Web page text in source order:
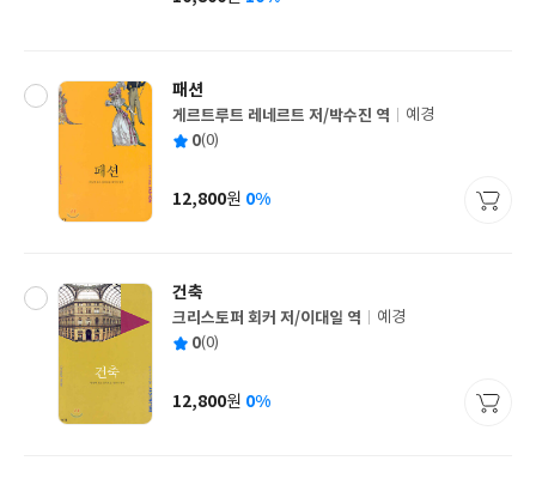
가
패션
글
쓴
게르트루트 레네르트 저/박수진 역
출
사
예경
평 0(0)
가
12,800원 0%
건축
글
쓴
크리스토퍼 회커 저/이대일 역
출
사
예경
평 0(0)
가
12,800원 0%